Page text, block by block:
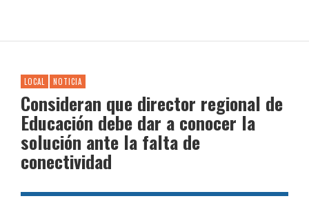
LOCAL NOTICIA
Consideran que director regional de
Educación debe dar a conocer la
solución ante la falta de
conectividad